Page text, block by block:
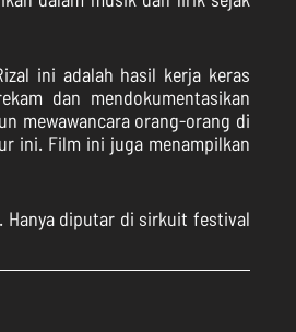
ini adalah hasil kerja keras
dan mendokumentasikan
mewawancara orang-orang di
ini. Film ini juga menampilkan
Hanya diputar di sirkuit festival